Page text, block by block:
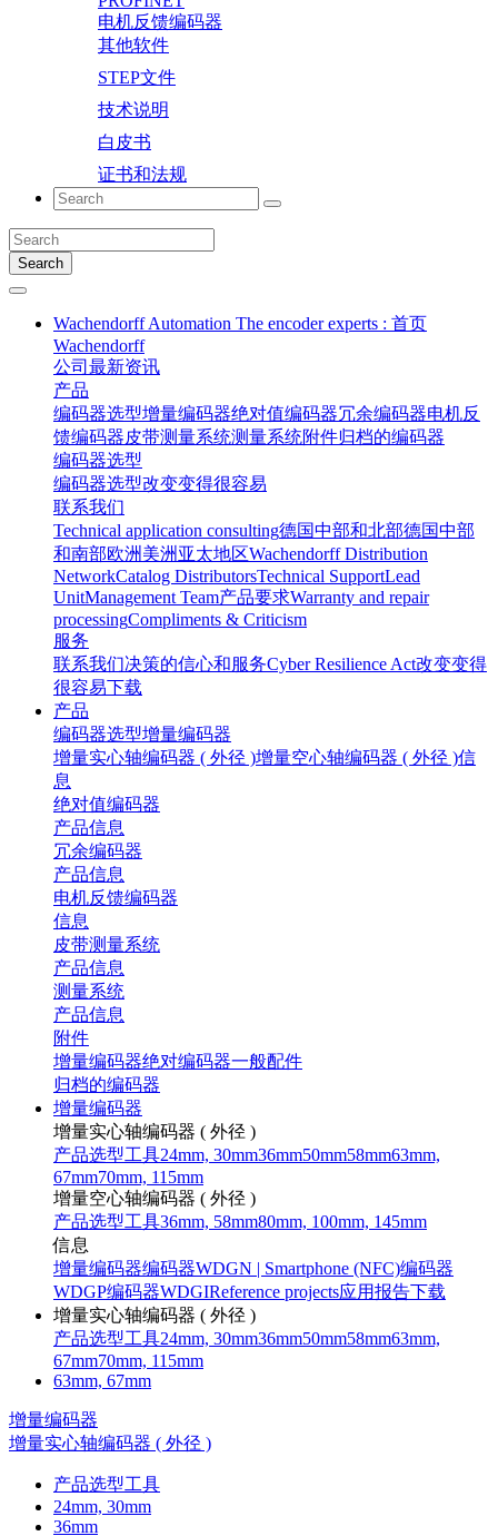
电机反馈编码器
其他软件
STEP文件
技术说明
白皮书
证书和法规
Search
Wachendorff Automation The encoder experts : 首页
Wachendorff
公司 最新资讯
产品
编码器选型增量编码器绝对值编码器冗余编码器电机反
馈编码器皮带测量系统测量系统附件归档的编码器
编码器选型
编码器选型改变变得很容易
联系我们
Technical application consulting德国中部和北部德国中部
和南部欧洲 美洲 亚太地区Wachendorff Distribution
NetworkCatalog DistributorsTechnical SupportLead
UnitManagement Team产品要求Warranty and repair
processingCompliments & Criticism
服务
联系我们决策的信心和服务Cyber Resilience Act改变变得
很容易下载
产品
编码器选型增量编码器
增量实心轴编码器 ( 外径 )增量空心轴编码器 ( 外径 )信
息
绝对值编码器
产品信息
冗余编码器
产品信息
电机反馈编码器
信息
皮带测量系统
产品信息
测量系统
产品信息
附件
增量编码器绝对编码器一般配件
归档的编码器
增量编码器
增量实心轴编码器 ( 外径 )
产品选型工具24mm, 30mm36mm50mm58mm63mm,
67mm70mm, 115mm
增量空心轴编码器 ( 外径 )
产品选型工具36mm, 58mm80mm, 100mm, 145mm
信息
增量编码器编码器WDGN | Smartphone (NFC)编码器
WDGP编码器WDGIReference projects应用报告下载
增量实心轴编码器 ( 外径 )
产品选型工具24mm, 30mm36mm50mm58mm63mm,
67mm70mm, 115mm
63mm, 67mm
增量编码器
增量实心轴编码器 ( 外径 )
产品选型工具
24mm, 30mm
36mm